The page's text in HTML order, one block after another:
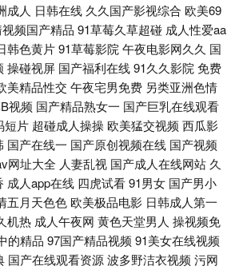
福利 超碰日日夜夜 超碰这里只有精品 国产AV色
欧日美视频在 AV久草 蜜桃抖阴下载 三级网址色
视频 激情桃色大成人 欧美色中文娱乐网 天天干
久福利导航 人妻福利老司机 天堂AV颜射 操逼
免费网站91 人妖操女 色色撸大妈 在线看污视
久久综合15P 日韩成人午夜 91视频免贵观看 成
类网站 伊人99黑料 99超碰在线99 福利视频99
成人 日韩在线 久久国产影视综合 欧美69
频国产精品 91草莓久草超碰 成人性爱aa
韩色黄片91草莓影院 午夜电影网久久 国
操碰视屏 国产福利在线91久久影院 免费
美精品性交 午夜宅男免费 另类亚洲色情
视频 国产精品熟女一 国产巨乳在线观看
短片 超碰成人操操 欧美猛交视频 西瓜影
国产在线一 国产原创视频在线 国产视频
网址大全 人妻乱视 国产成人在线网站 久
成人app在线 四虎试看91男女 国产男小
五月天色色 欧美极品电影 日韩成人第一
机热 成人午夜网 黄色天堂男人 操视频免
的精品 97国产精品视频 91美女在线视频
国产在线观看资源波多野洁衣视频 污网